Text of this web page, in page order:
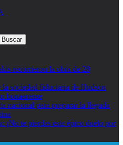
recorrieron la obra de 28
sociedad fiduciaria de Hudson
bonaerense
nacional para preparar la llegada
¡No te pierdas este épico duelo por